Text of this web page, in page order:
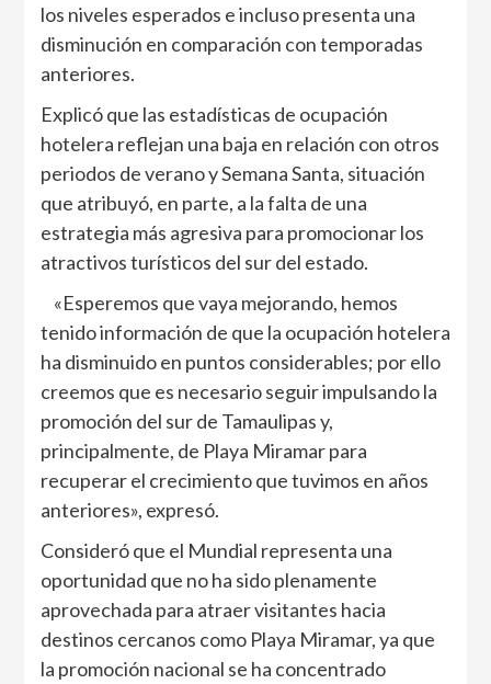
los niveles esperados e incluso presenta una
disminución en comparación con temporadas
anteriores.
Explicó que las estadísticas de ocupación
hotelera reflejan una baja en relación con otros
periodos de verano y Semana Santa, situación
que atribuyó, en parte, a la falta de una
estrategia más agresiva para promocionar los
atractivos turísticos del sur del estado.
«Esperemos que vaya mejorando, hemos
tenido información de que la ocupación hotelera
ha disminuido en puntos considerables; por ello
creemos que es necesario seguir impulsando la
promoción del sur de Tamaulipas y,
principalmente, de Playa Miramar para
recuperar el crecimiento que tuvimos en años
anteriores», expresó.
Consideró que el Mundial representa una
oportunidad que no ha sido plenamente
aprovechada para atraer visitantes hacia
destinos cercanos como Playa Miramar, ya que
la promoción nacional se ha concentrado